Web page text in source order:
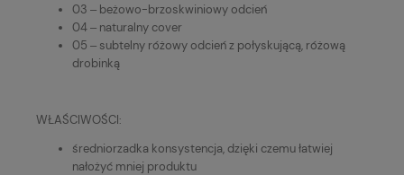
03 ‒ beżowo-brzoskwiniowy odcień
04 ‒ naturalny cover
05 ‒ subtelny różowy odcień z połyskującą, różową
drobinką
WŁAŚCIWOŚCI:
średniorzadka konsystencja, dzięki czemu łatwiej
nałożyć mniej produktu